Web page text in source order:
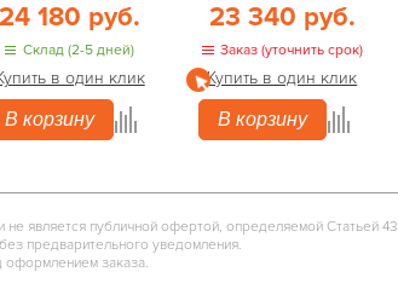
24 180 руб.
Склад (2-5 дней)
в один клик
В корзину
23 340 руб.
Заказ (уточнить срок)
Купить в один клик
В корзину
является публичной офертой, определяемой Статьей
предварительного уведомления.
оформлением заказа.